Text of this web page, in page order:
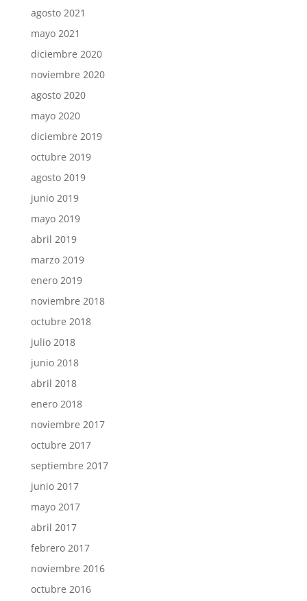
agosto 2021
mayo 2021
diciembre 2020
noviembre 2020
agosto 2020
mayo 2020
diciembre 2019
octubre 2019
agosto 2019
junio 2019
mayo 2019
abril 2019
marzo 2019
enero 2019
noviembre 2018
octubre 2018
julio 2018
junio 2018
abril 2018
enero 2018
noviembre 2017
octubre 2017
septiembre 2017
junio 2017
mayo 2017
abril 2017
febrero 2017
noviembre 2016
octubre 2016